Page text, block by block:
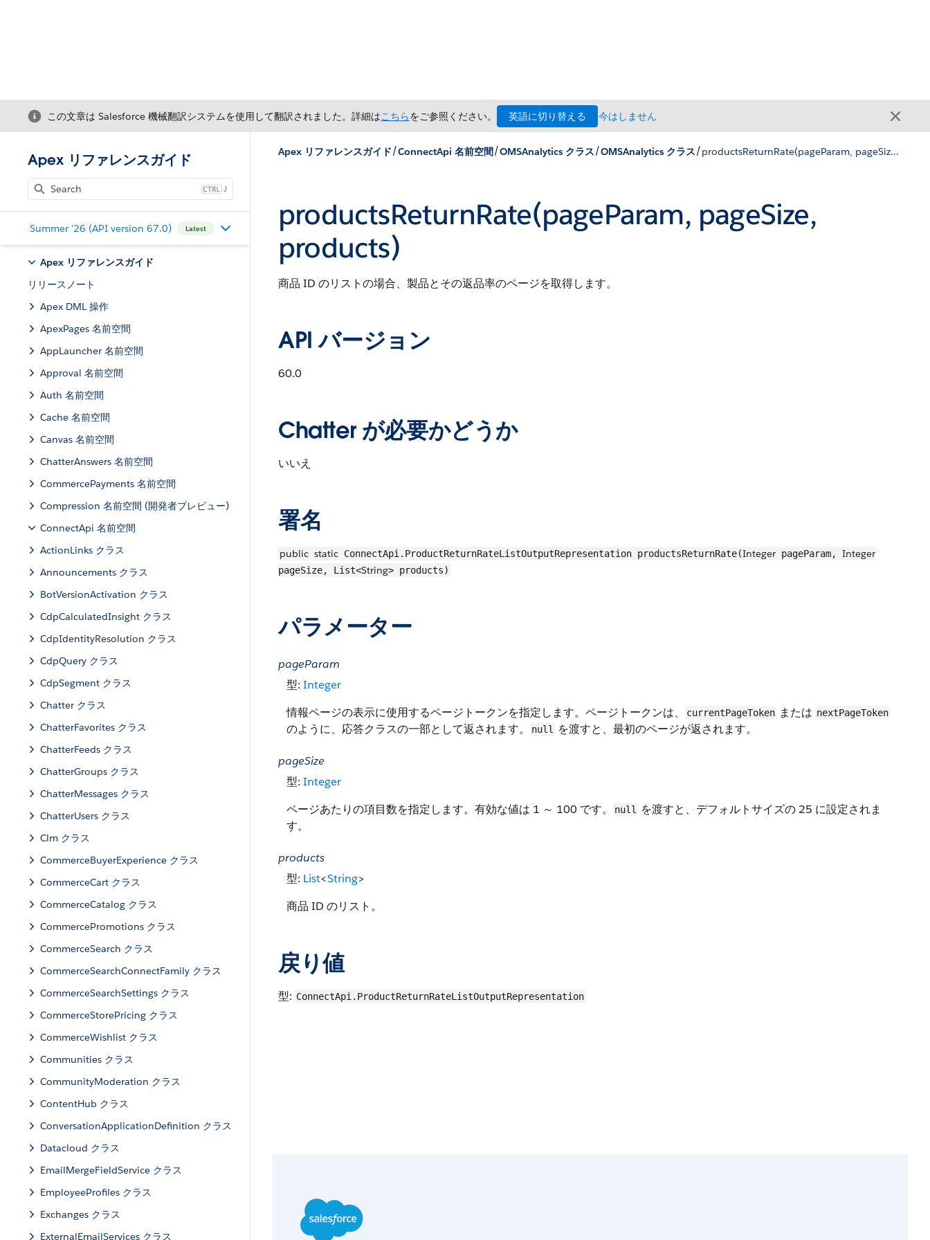
この文章は Salesforce 機械翻訳システムを使用して翻訳されました。詳細はこちらをご参照ください。 英語に切り替える 今はしません
Apex リファレンスガイド
J
Summer '26 (API version 67.0) Latest
Apex リファレンスガイド
リリースノート
Apex DML 操作
ApexPages 名前空間
AppLauncher 名前空間
Approval 名前空間
Auth 名前空間
Cache 名前空間
Canvas 名前空間
ChatterAnswers 名前空間
CommercePayments 名前空間
Compression 名前空間 (開発者プレビュー)
ConnectApi 名前空間
ActionLinks クラス
Announcements クラス
BotVersionActivation クラス
CdpCalculatedInsight クラス
CdpIdentityResolution クラス
CdpQuery クラス
CdpSegment クラス
Chatter クラス
ChatterFavorites クラス
ChatterFeeds クラス
ChatterGroups クラス
ChatterMessages クラス
ChatterUsers クラス
Clm クラス
CommerceBuyerExperience クラス
CommerceCart クラス
CommerceCatalog クラス
CommercePromotions クラス
CommerceSearch クラス
CommerceSearchConnectFamily クラス
CommerceSearchSettings クラス
CommerceStorePricing クラス
CommerceWishlist クラス
Communities クラス
CommunityModeration クラス
ContentHub クラス
ConversationApplicationDefinition クラス
Datacloud クラス
EmailMergeFieldService クラス
EmployeeProfiles クラス
Exchanges クラス
ExternalEmailServices クラス
Apex リファレンスガイド/ConnectApi 名前空間/OMSAnalytics クラス/OMSAnalytics クラス/ productsReturnRate(pageParam, pageSize, products)
productsReturnRate(pageParam, pageSize,
products)
商品 ID のリストの場合、製品とその返品率のページを取得します。
API バージョン
60.0
Chatter が必要かどうか
いいえ
署名
public static ConnectApi.ProductReturnRateListOutputRepresentation productsReturnRate(Integer pageParam, Integer
pageSize, List<String> products)
パラメーター
pageParam
型: Integer
情報ページの表示に使用するページトークンを指定します。ページトークンは、
currentPageToken または nextPageToken
のように、応答クラスの一部として返されます。 null を渡すと、最初のページが返されます。
pageSize
型: Integer
ページあたりの項目数を指定します。有効な値は 1 ～ 100 です。
null
を渡すと、デフォルトサイズの 25 に設定されま
す。
products
型: List<String>
商品 ID のリスト。
戻り値
型: ConnectApi.ProductReturnRateListOutputRepresentation